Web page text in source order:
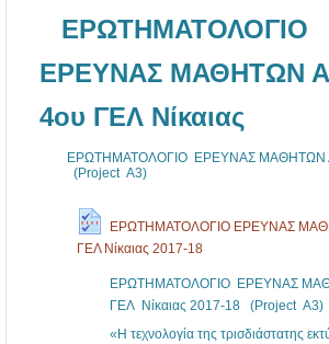
ΕΡΩΤΗΜΑΤΟΛΟΓΙΟ
ΕΡΕΥΝΑΣ ΜΑΘΗΤΩΝ
4ου ΓΕΛ Νίκαιας
ΕΡΩΤΗΜΑΤΟΛΟΓΙΟ ΕΡΕΥΝΑΣ ΜΑΘΗΤΩΝ
(Project Α3)
ΕΡΩΤΗΜΑΤΟΛΟΓΙΟ ΕΡΕΥΝΑΣ
ΓΕΛ Νίκαιας 2017-18
ΕΡΩΤΗΜΑΤΟΛΟΓΙΟ ΕΡΕΥΝΑΣ
ΓΕΛ Νίκαιας 2017-18 (Project Α3)
«Η τεχνολογία της τρισδιάστατης